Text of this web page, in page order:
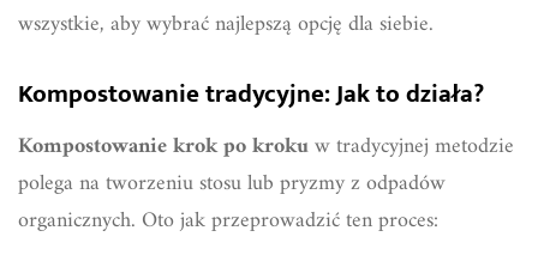
wszystkie, aby wybrać najlepszą opcję dla siebie.
Kompostowanie tradycyjne: Jak to działa?
Kompostowanie krok po krokuw tradycyjnej metodzie
polega na tworzeniu stosu lub pryzmy z odpadów
organicznych. Oto jak przeprowadzić ten proces: